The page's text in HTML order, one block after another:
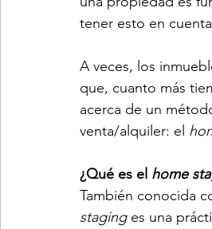
tener esto en
A veces, los
que, cuanto más
acerca de un
venta/alquiler: el
¿Qué es el home
También conocida
staging es una